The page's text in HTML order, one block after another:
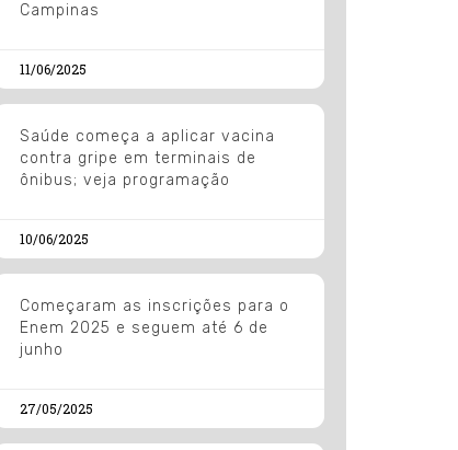
Campinas
11/06/2025
Saúde começa a aplicar vacina
contra gripe em terminais de
ônibus; veja programação
10/06/2025
Começaram as inscrições para o
Enem 2025 e seguem até 6 de
junho
27/05/2025